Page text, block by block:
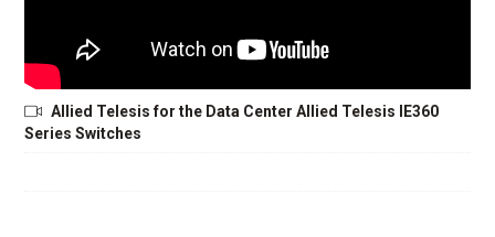
Allied Telesis for the Data Center Allied Telesis IE360
Series Switches